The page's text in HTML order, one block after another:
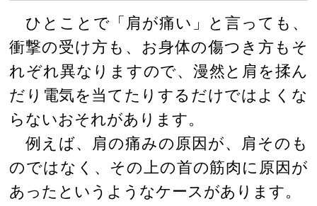
ひとことで「肩が痛い」と言っても、
衝撃の受け方も、お身体の傷つき方もそ
れぞれ異なりますので、漫然と肩を揉ん
だり電気を当てたりするだけではよくな
らないおそれがあります。
例えば、肩の痛みの原因が、肩そのも
のではなく、その上の首の筋肉に原因が
あったというようなケースがあります。